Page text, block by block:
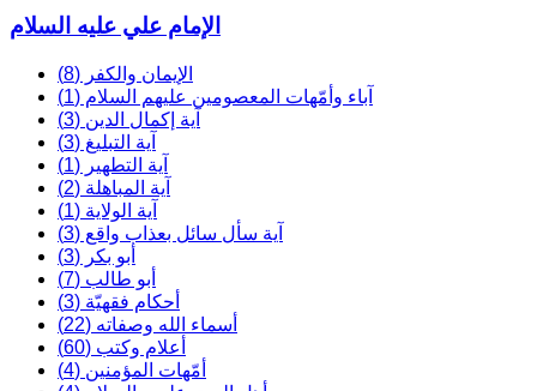
الإمام علي عليه السلام
الإيمان والكفر (8)
آباء وأمّهات المعصومين عليهم السلام (1)
آية إكمال الدين (3)
آية التبليغ (3)
آية التطهير (1)
آية المباهلة (2)
آية الولاية (1)
آية سأل سائل بعذاب واقع (3)
أبو بكر (3)
أبو طالب (7)
أحكام فقهيّة (3)
أسماء الله وصفاته (22)
أعلام وكتب (60)
أمّهات المؤمنين (4)